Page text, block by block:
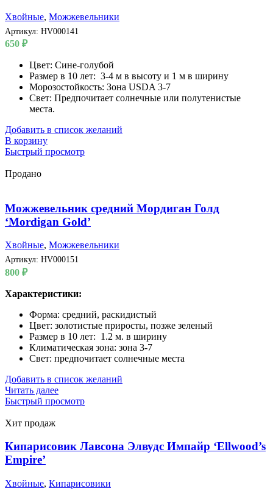
Хвойные, Можжевельники
Артикул: HV000141
650 ₽
Цвет: Сине-голубой
Размер в 10 лет: 3-4 м в высоту и 1 м в ширину
Морозостойкость: Зона USDA 3-7
Свет: Предпочитает солнечные или полутенистые
места.
Добавить в список желаний
В корзину
Быстрый просмотр
Продано
Можжевельник средний Мордиган Голд
‘Mordigan Gold’
Хвойные, Можжевельники
Артикул: HV000151
800 ₽
Характеристики:
Форма: средний, раскидистый
Цвет: золотистые приросты, позже зеленый
Размер в 10 лет: 1.2 м. в ширину
Климатическая зона: зона 3-7
Свет: предпочитает солнечные места
Добавить в список желаний
Читать далее
Быстрый просмотр
Хит продаж
Кипарисовик Лавсона Элвудс Импайр ‘Ellwood’s
Empire’
Хвойные, Кипарисовики